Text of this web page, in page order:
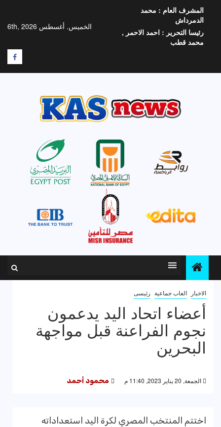
المحتوى
الخميس. أغسطس 6th, 2026
المشرف العام : محمد
الدمرداش
رئيسا التحرير : احمد الاحمر ,
محمد قطب
F
الاخبار العاب جماعية رئيسى
أعضاء اتحاد اليد يدعمون
نجوم الفراعنة قبل مواجهة
البحرين
الجمعة, 20 يناير 2023, 11:40 م محمود أحمد
اختتم المنتخب المصري لكرة اليد استعداداته